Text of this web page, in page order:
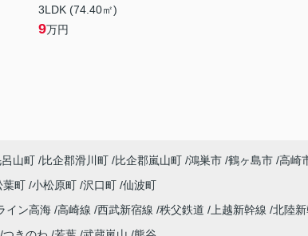
3LDK (74.40㎡)
9万円
呂山町 比企郡滑川町 比企郡嵐山町 鴻巣市 鶴ヶ島市 高崎
葉町 小松原町 沢口町 仙波町
イン高海 高崎線 西武新宿線 秩父鉄道 上越新幹線 北陸